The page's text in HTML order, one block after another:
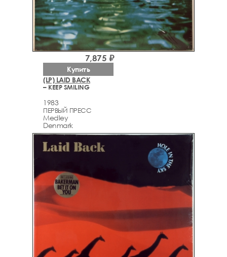
(LP) LAID BACK
– KEEP SMILING
1983
ПЕРВЫЙ ПРЕСС
Medley
Denmark
7,875 ₽
Купить